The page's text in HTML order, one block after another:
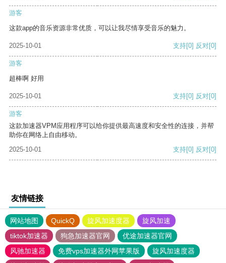
游客
这款app的音乐资源非常优质，可以让我尽情享受音乐的魅力。
2025-10-01 支持[0] 反对[0]
游客
超棒啊 好用
2025-10-01 支持[0] 反对[0]
游客
这款加速器VPM应用程序可以给你提供最高速度和安全性的连接，并帮
助你在网络上自由移动。
2025-10-01
支持[0] 反对[0]
友情链接
网站地图 QuickQ 旋风加速度器
旋风加速
tiktok加速器
狗急加速器官网
优途加速器官网
风驰加速器
免费vps加速器外网苹果版
旋风加速度器